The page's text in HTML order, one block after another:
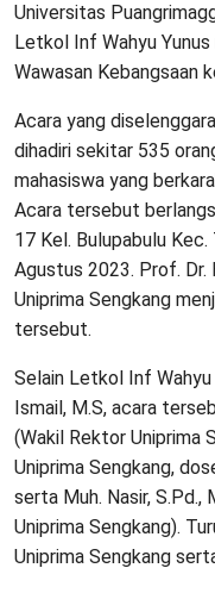
Universitas
Letkol Inf Wahyu
Wawasan Kebangsaan
Acara yang
dihadiri sekitar 535
mahasiswa yang
Acara tersebut
17 Kel. Bulupabulu
Agustus 2023. Prof. Dr.
Uniprima Sengkang
tersebut.
Selain Letkol Inf Wahyu
Ismail, M.S, acara
(Wakil Rektor Uniprima
Uniprima Sengkang,
serta Muh. Nasir,
Uniprima Sengkang).
Uniprima Sengkang